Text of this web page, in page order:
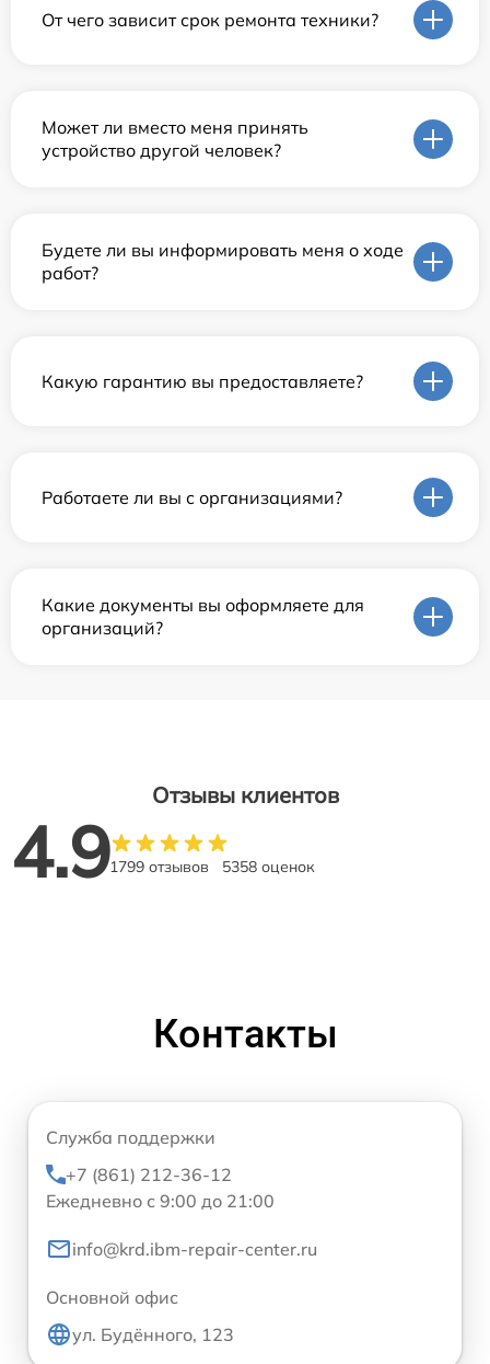
От чего зависит срок ремонта техники?
Может ли вместо меня принять
устройство другой человек?
Будете ли вы информировать меня о ходе
работ?
Какую гарантию вы предоставляете?
Работаете ли вы с организациями?
Какие документы вы оформляете для
организаций?
Отзывы клиентов
4.91799 отзывов 5358 оценок
Контакты
Служба поддержки
+7 (861) 212-36-12
Ежедневно с 9:00 до 21:00
info@krd.ibm-repair-center.ru
Основной офис
ул. Будённого, 123